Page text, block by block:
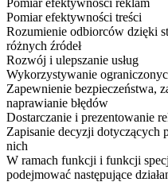
Pomiar efektywności treści
Rozumienie odbiorców dzięki
różnych źródeł
Rozwój i ulepszanie usług
Wykorzystywanie
Zapewnienie bezpieczeństwa,
naprawianie błędów
Dostarczanie i prezentowanie
Zapisanie decyzji dotyczących
nich
W ramach funkcji i funkcji
podejmować następujące